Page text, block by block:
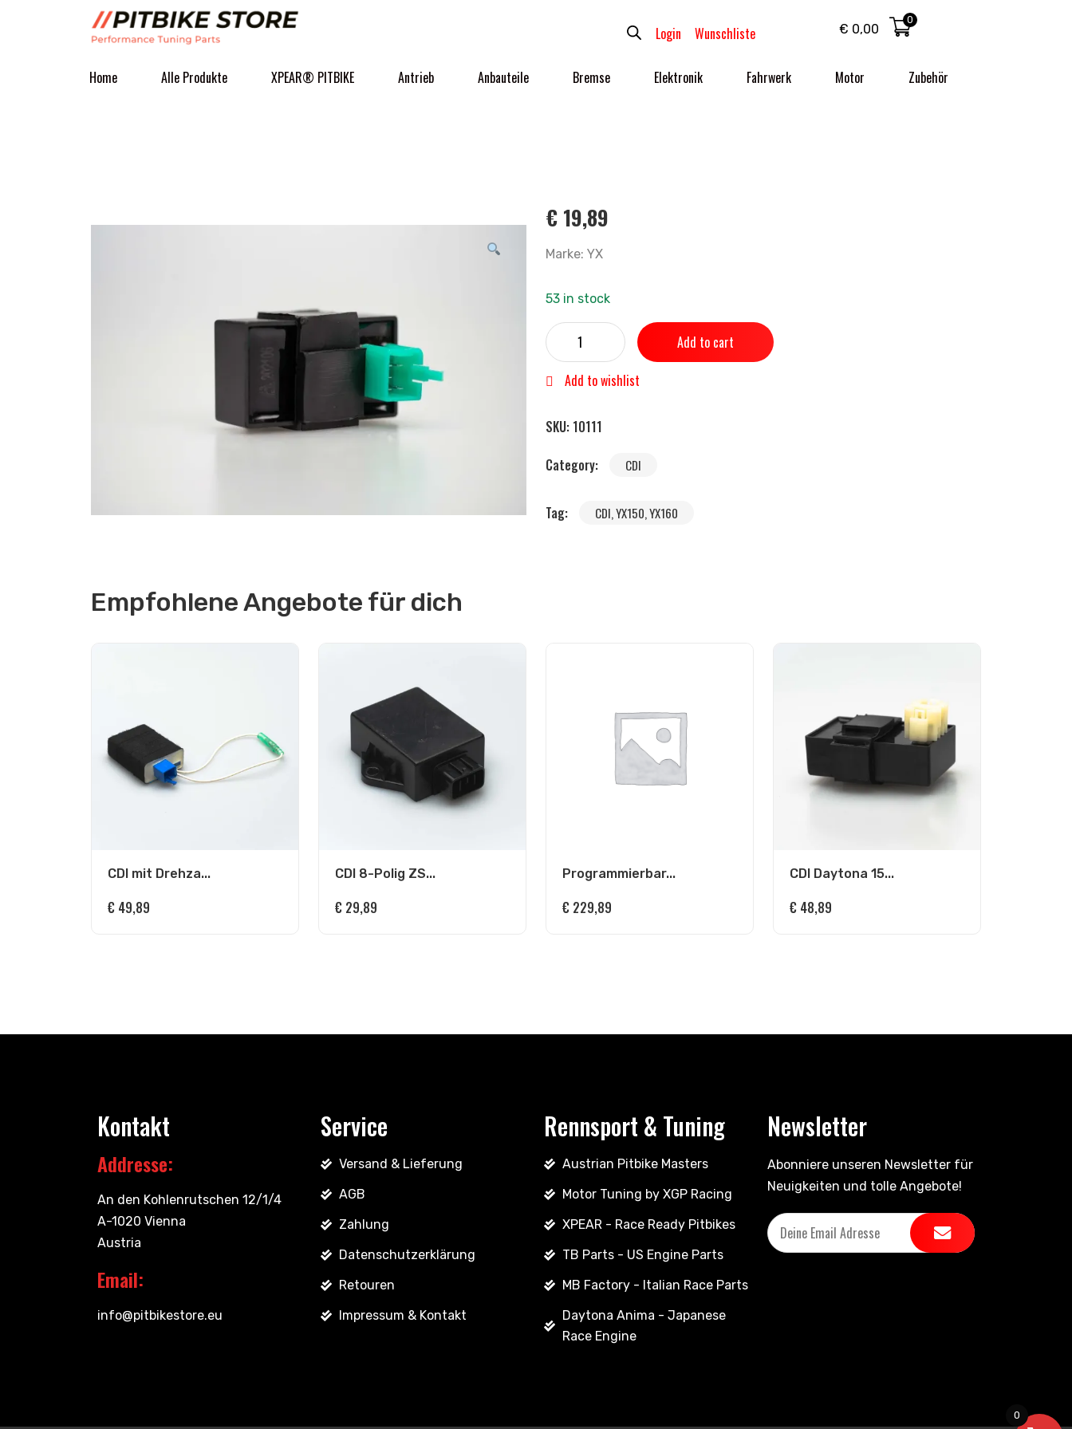
Login Wunschliste € 0,00
0
Home Alle Produkte XPEAR® PITBIKE Antrieb Anbauteile Bremse Elektronik Fahrwerk Motor Zubehör
€ 19,89
Marke: YX
53 in stock
Add to cart
Add to wishlist
SKU: 10111
Category:
CDI
Tag: CDI, YX150, YX160
Empfohlene Angebote für dich
CDI mit Drehza...
€ 49,89
CDI 8-Polig ZS...
€ 29,89
Programmierbar...
€ 229,89
CDI Daytona 15...
€ 48,89
Kontakt
Addresse:
An den Kohlenrutschen 12/1/4
A-1020 Vienna
Austria
Email:
info@pitbikestore.eu
Service
Versand & Lieferung
AGB
Zahlung
Datenschutzerklärung
Retouren
Impressum & Kontakt
Rennsport & Tuning
Austrian Pitbike Masters
Motor Tuning by XGP Racing
XPEAR - Race Ready Pitbikes
TB Parts - US Engine Parts
MB Factory - Italian Race Parts
Daytona Anima - Japanese
Race Engine
Newsletter
Abonniere unseren Newsletter für
Neuigkeiten und tolle Angebote!
0